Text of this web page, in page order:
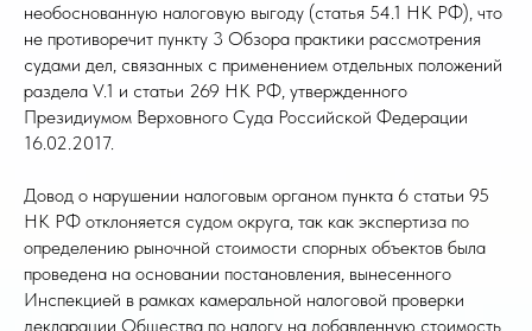
необоснованную налоговую выгоду (статья 54.1 НК РФ), что
не противоречит пункту 3 Обзора практики рассмотрения
судами дел, связанных с применением отдельных положений
раздела V.1 и статьи 269 НК РФ, утвержденного
Президиумом Верховного Суда Российской Федерации
16.02.2017.
Довод о нарушении налоговым органом пункта 6 статьи 95
НК РФ отклоняется судом округа, так как экспертиза по
определению рыночной стоимости спорных объектов была
проведена на основании постановления, вынесенного
Инспекцией в рамках камеральной налоговой проверки
декларации Общества по налогу на добавленную стоимость